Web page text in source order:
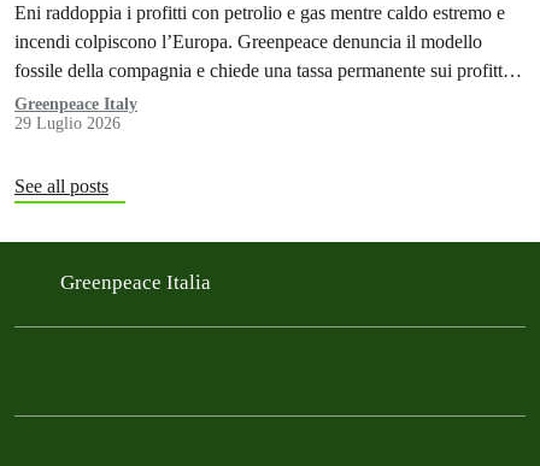
della crisi climatica»
Eni raddoppia i profitti con petrolio e gas mentre caldo estremo e
incendi colpiscono l’Europa. Greenpeace denuncia il modello
fossile della compagnia e chiede una tassa permanente sui profitti
delle aziende fossili
Greenpeace Italy
29 Luglio 2026
See all posts
Greenpeace Italia